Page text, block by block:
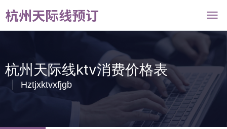
杭州天际线ktv消费价格表
Hztjxktvxfjgb